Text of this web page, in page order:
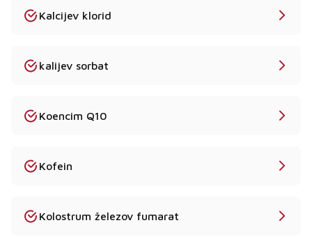
Kalcijev klorid
kalijev sorbat
Koencim Q10
Kofein
Kolostrum železov fumarat